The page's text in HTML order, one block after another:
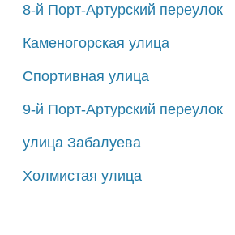
8-й Порт-Артурский переулок
Каменогорская улица
Спортивная улица
9-й Порт-Артурский переулок
улица Забалуева
Холмистая улица